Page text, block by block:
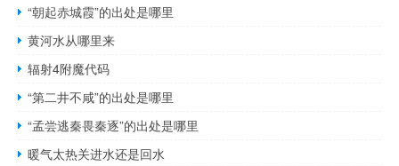
“朝起赤城霞”的出处是哪里
黄河水从哪里来
辐射4附魔代码
“第二井不咸”的出处是哪里
“孟尝逃秦畏秦逐”的出处是哪里
暖气太热关进水还是回水